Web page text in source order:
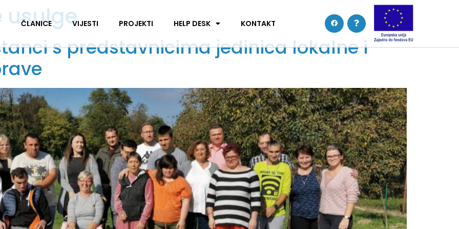
ČLANICE VIJESTI PROJEKTI HELP DESK KONTAKT
usulge
s predstavnicima jedinica lokalne i